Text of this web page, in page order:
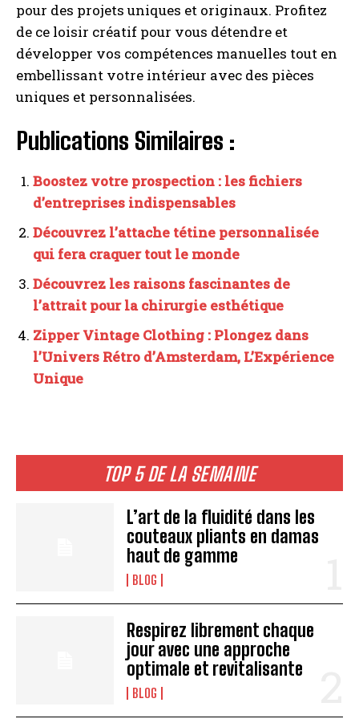
TOP 5 DE LA SEMAINE
L’art de la fluidité dans les
couteaux pliants en damas
haut de gamme
BLOG
Respirez librement chaque
jour avec une approche
optimale et revitalisante
BLOG
pour des projets uniques et originaux. Profitez
de ce loisir créatif pour vous détendre et
développer vos compétences manuelles tout en
embellissant votre intérieur avec des pièces
uniques et personnalisées.
Publications Similaires :
Boostez votre prospection : les fichiers
d’entreprises indispensables
Découvrez l’attache tétine personnalisée
qui fera craquer tout le monde
Découvrez les raisons fascinantes de
l’attrait pour la chirurgie esthétique
Zipper Vintage Clothing : Plongez dans
l’Univers Rétro d’Amsterdam, L’Expérience
Unique